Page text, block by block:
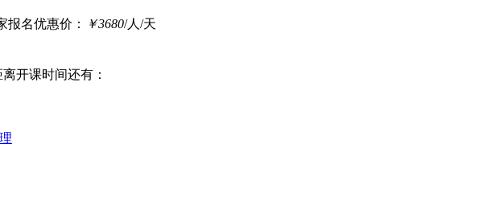
报名优惠价： ￥3680/人/天
离开课时间还有：